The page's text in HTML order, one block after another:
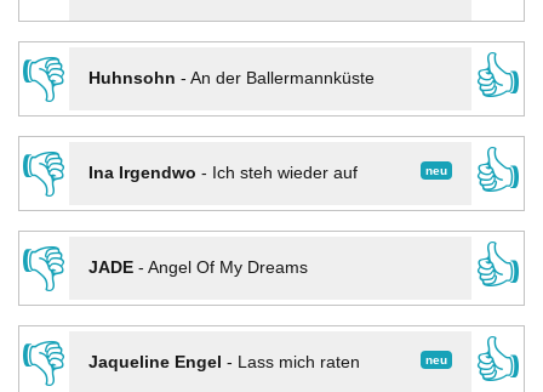
👎
Huhnsohn - An der Ballermannküste
👍
👎
neu
Ina Irgendwo - Ich steh wieder auf
👍
👎
JADE- Angel Of My Dreams
👍
👎
neu
Jaqueline Engel - Lass mich raten
👍